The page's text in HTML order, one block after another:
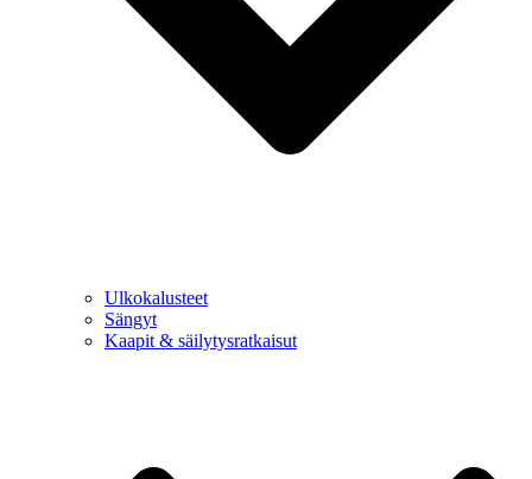
Ulkokalusteet
Sängyt
Kaapit & säilytysratkaisut